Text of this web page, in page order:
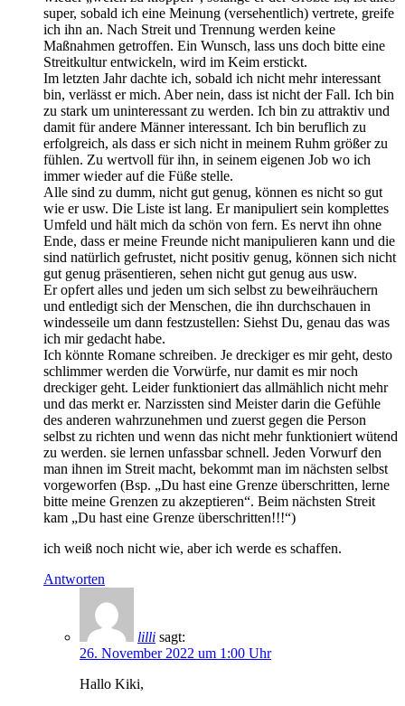
super, sobald ich eine Meinung (versehentlich) vertrete, greife
ich ihn an. Nach Streit und Trennung werden keine
Maßnahmen getroffen. Ein Wunsch, lass uns doch bitte eine
Streitkultur entwickeln, wird im Keim erstickt.
Im letzten Jahr dachte ich, sobald ich nicht mehr interessant
bin, verlässt er mich. Aber nein, dass ist nicht der Fall. Ich bin
zu stark um uninteressant zu werden. Ich bin zu attraktiv und
damit für andere Männer interessant. Ich bin beruflich zu
erfolgreich, als dass er sich nicht in meinem Ruhm größer zu
fühlen. Zu wertvoll für ihn, in seinem eigenen Job wo ich
immer wieder auf die Füße stelle.
Alle sind zu dumm, nicht gut genug, können es nicht so gut
wie er usw. Die Liste ist lang. Er manipuliert sein komplettes
Umfeld und hält mich da schön von fern. Es nervt ihn ohne
Ende, dass er meine Freunde nicht manipulieren kann und die
sind natürlich gefrustet, nicht positiv genug, können sich nicht
gut genug präsentieren, sehen nicht gut genug aus usw.
Er opfert alles und jeden um sich selbst zu beweihräuchern
und entledigt sich der Menschen, die ihn durchschauen in
windesseile um dann festzustellen: Siehst Du, genau das was
ich mir gedacht habe.
Ich könnte Romane schreiben. Je dreckiger es mir geht, desto
schlimmer werden die Vorwürfe, nur damit es mir noch
dreckiger geht. Leider funktioniert das allmählich nicht mehr
und das merkt er. Narzissten sind Meister darin die Gefühle
des anderen wahrzunehmen und zuerst gegen die Person
selbst zu richten und wenn das nicht mehr funktioniert wütend
zu werden. sie lernen unfassbar schnell. Jeden Vorwurf den
man ihnen im Streit macht, bekommt man im nächsten selbst
vorgeworfen (Bsp. „Du hast eine Grenze überschritten, lerne
bitte meine Grenzen zu akzeptieren“. Beim nächsten Streit
kam „Du hast eine Grenze überschritten!!!“)
ich weiß noch nicht wie, aber ich werde es schaffen.
Antworten
lilli sagt:
26. November 2022 um 1:00 Uhr
Hallo Kiki,